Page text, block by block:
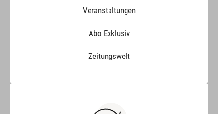
Veranstaltungen
Abo Exklusiv
Zeitungswelt